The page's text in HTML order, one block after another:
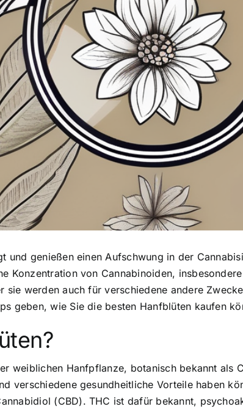
und genießen einen Aufschwung in der
Konzentration von Cannabinoiden,
sie werden auch für verschiedene andere
geben, wie Sie die besten Hanfblüten kaufen
weiblichen Hanfpflanze, botanisch bekannt als
verschiedene gesundheitliche Vorteile haben
(CBD). THC ist dafür bekannt,